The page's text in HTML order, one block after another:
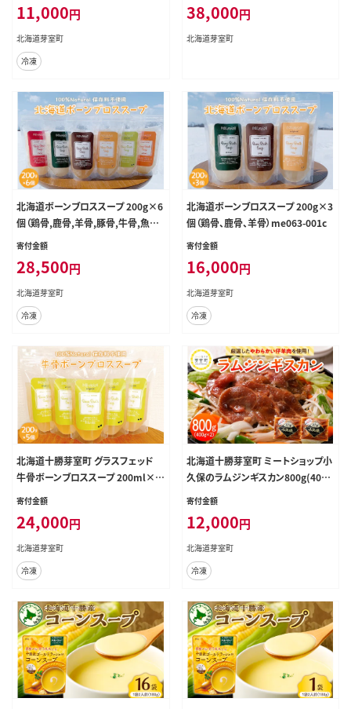
11,000円
北海道芽室町
冷凍
38,000円
北海道芽室町
北海道ボーンブロススープ 200g×6
個（鶏骨,鹿骨,羊骨,豚骨,牛骨,魚骨）
me063-003c
寄付金額
28,500円
北海道芽室町
冷凍
北海道ボーンブロススープ 200g×3
個（鶏骨、鹿骨、羊骨）me063-001c
寄付金額
16,000円
北海道芽室町
冷凍
北海道十勝芽室町 グラスフェッド
牛骨ボーンブロススープ 200ml×5
個 me063-004c
寄付金額
24,000円
北海道芽室町
冷凍
北海道十勝芽室町 ミートショップ小
久保のラムジンギスカン800g(400g
×2袋） me006-005c
寄付金額
12,000円
北海道芽室町
冷凍